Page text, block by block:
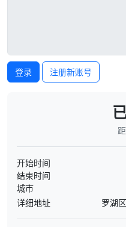
登录 注册新账号
开始时间
结束时间
城市
详细地址
罗湖